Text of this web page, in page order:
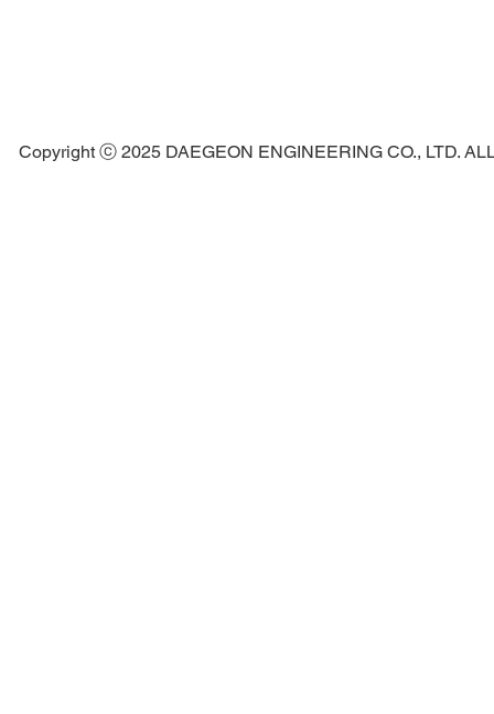
Copyright ⓒ 2025 DAEGEON ENGINEERING CO., LTD.